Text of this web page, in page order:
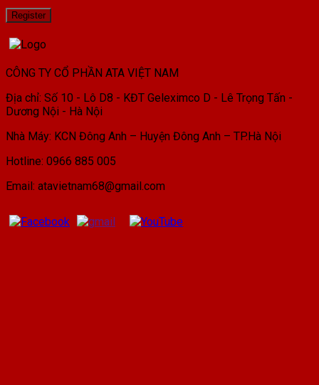
Register
CÔNG TY CỔ PHẦN ATA VIỆT NAM
Địa chỉ: Số 10 - Lô D8 - KĐT Geleximco D - Lê Trọng Tấn -
Dương Nội - Hà Nội
Nhà Máy: KCN Đông Anh – Huyện Đông Anh – TP.Hà Nội
Hotline: 0966 885 005
Email: atavietnam68@gmail.com